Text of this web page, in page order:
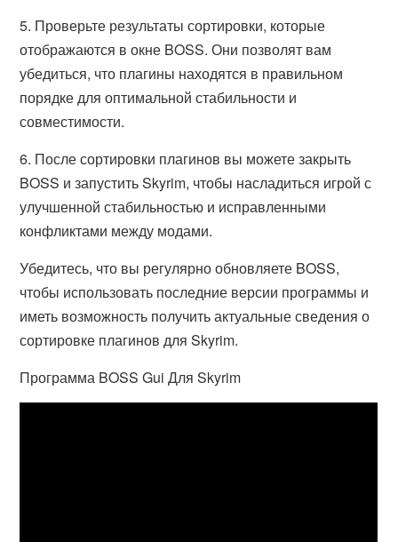
5. Проверьте результаты сортировки, которые
отображаются в окне BOSS. Они позволят вам
убедиться, что плагины находятся в правильном
порядке для оптимальной стабильности и
совместимости.
6. После сортировки плагинов вы можете закрыть
BOSS и запустить Skyrim, чтобы насладиться игрой с
улучшенной стабильностью и исправленными
конфликтами между модами.
Убедитесь, что вы регулярно обновляете BOSS,
чтобы использовать последние версии программы и
иметь возможность получить актуальные сведения о
сортировке плагинов для Skyrim.
Программа BOSS Gui Для Skyrim